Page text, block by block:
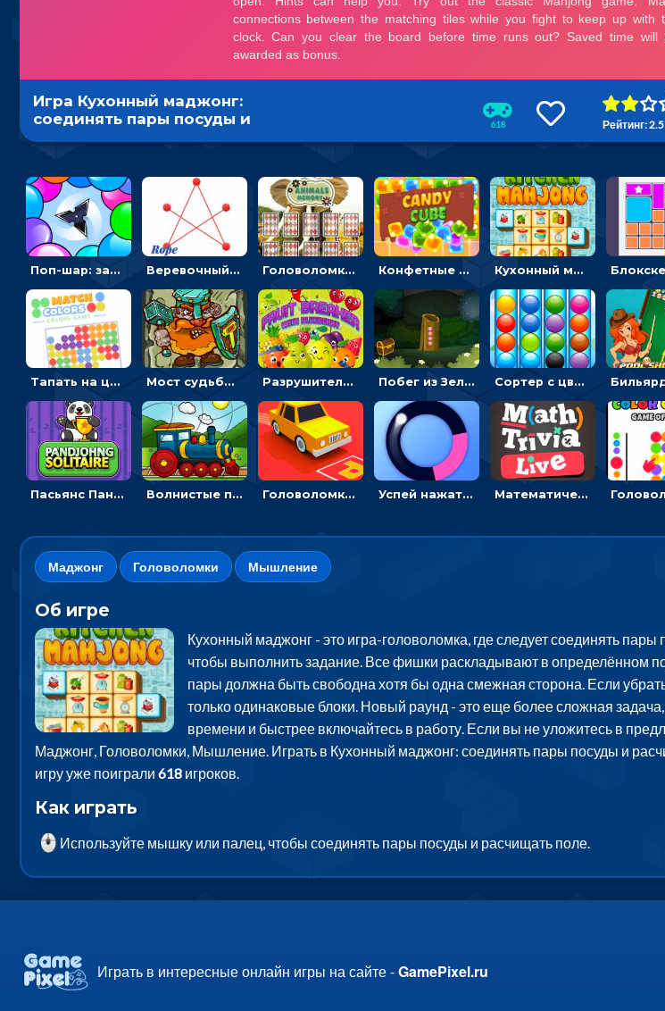
Игра Кухонный маджонг:
соединять пары посуды и
расчищать поле
618 Рейтинг:
Поп-шар: запускать колючку, чтобы лопать воздушные шарики Веревочный мастер: двигай узелки и развязывай их Головоломка с животными: переворачивать карточки, чтобы находить пару Конфетные кубики: двигать сладости в сторону, чтобы стрелять по целям Кухонный маджонг: соединять пары посуды и расчищать поле
Тапать на цветные точки, чтобы взрывать одинаковые - три в ряд Мост судьбы: прыгать по платформам и бить молотом орков Разрушитель фруктов: стрелять ягодами по ананасам Побег из Зеленого парка: решай ребусы, чтобы выбраться на свободу Сортер с цветными шариками: размещать в колбах по цвету
Пасьянс Панджонг: собирать карты по порядку, чтобы очистить поле Волнистые пазлы с транспортом: собирай картинку из частей Головоломка Парк-стоянка: рисовать линии, чтобы парковать машины Успей нажать: кликай, чтобы попасть в цветной сектор круга Математическая викторина мультиплеер: решать примеры на время
Маджонг Головоломки Мышление
Об игре
Кухонный маджонг - это игра-головоломка, где следует соединять
чтобы выполнить задание. Все фишки раскладывают в определённом
пары должна быть свободна хотя бы одна смежная сторона. Если
только одинаковые блоки. Новый раунд - это еще более сложная
времени и быстрее включайтесь в работу. Если вы не уложитесь в
Маджонг, Головоломки, Мышление. Играть в Кухонный маджонг: соединять пары посуды и
игру уже поиграли 618игроков.
Как играть
Используйте мышку или палец, чтобы соединять пары посуды и расчищать поле.
Играть в интересные онлайн игры на сайте -GamePixel.ru